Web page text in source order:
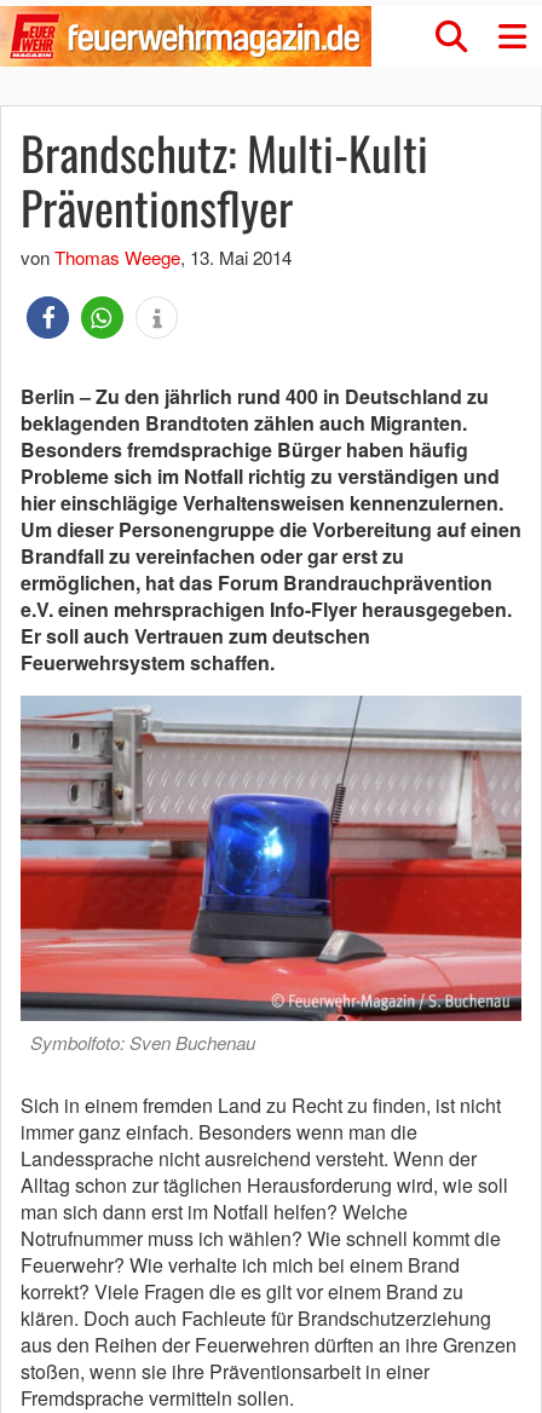
Brandschutz: Multi-Kulti
Präventionsflyer
vonThomas Weege, 13. Mai 2014
Berlin – Zu den jährlich rund 400 in Deutschland zu
beklagenden Brandtoten zählen auch Migranten.
Besonders fremdsprachige Bürger haben häufig
Probleme sich im Notfall richtig zu verständigen und
hier einschlägige Verhaltensweisen kennenzulernen.
Um dieser Personengruppe die Vorbereitung auf einen
Brandfall zu vereinfachen oder gar erst zu
ermöglichen, hat das Forum Brandrauchprävention
e.V. einen mehrsprachigen Info-Flyer herausgegeben.
Er soll auch Vertrauen zum deutschen
Feuerwehrsystem schaffen.
Symbolfoto: Sven Buchenau
Sich in einem fremden Land zu Recht zu finden, ist nicht
immer ganz einfach. Besonders wenn man die
Landessprache nicht ausreichend versteht. Wenn der
Alltag schon zur täglichen Herausforderung wird, wie soll
man sich dann erst im Notfall helfen? Welche
Notrufnummer muss ich wählen? Wie schnell kommt die
Feuerwehr? Wie verhalte ich mich bei einem Brand
korrekt? Viele Fragen die es gilt vor einem Brand zu
klären. Doch auch Fachleute für Brandschutzerziehung
aus den Reihen der Feuerwehren dürften an ihre Grenzen
stoßen, wenn sie ihre Präventionsarbeit in einer
Fremdsprache vermitteln sollen.